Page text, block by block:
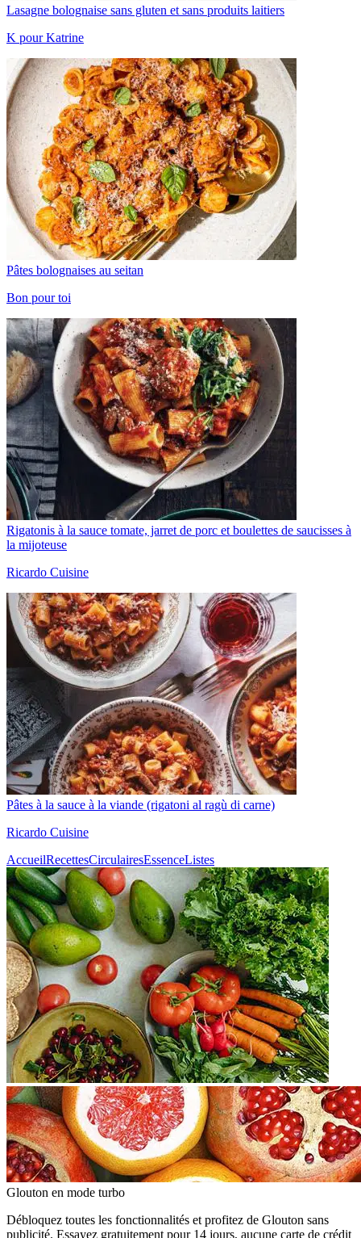
Lasagne bolognaise sans gluten et sans produits laitiers
K pour Katrine
Pâtes bolognaises au seitan
Bon pour toi
Rigatonis à la sauce tomate, jarret de porc et boulettes de saucisses à
la mijoteuse
Ricardo Cuisine
Pâtes à la sauce à la viande (rigatoni al ragù di carne)
Ricardo Cuisine
AccueilRecettesCirculairesEssenceListes
Glouton en mode turbo
Débloquez toutes les fonctionnalités et profitez de Glouton sans
publicité. Essayez gratuitement pour 14 jours, aucune carte de crédit